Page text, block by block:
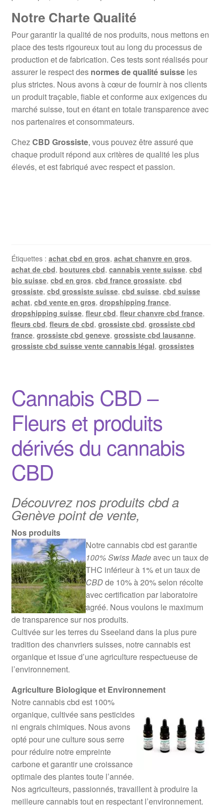
Notre Charte Qualité
Pour garantir la qualité de nos produits, nous mettons en
place des tests rigoureux tout au long du processus de
production et de fabrication. Ces tests sont réalisés pour
assurer le respect des normes de qualité suisseles
plus strictes. Nous avons à cœur de fournir à nos clients
un produit traçable, fiable et conforme aux exigences du
marché suisse, tout en étant en totale transparence avec
nos partenaires et consommateurs.
ChezCBD Grossiste, vous pouvez être assuré que
chaque produit répond aux critères de qualité les plus
élevés, et est fabriqué avec respect et passion.
Étiquettes : achat cbd en gros, achat chanvre en gros,
achat de cbd, boutures cbd, cannabis vente suisse, cbd
bio suisse, cbd en gros, cbd france grossiste, cbd
grossiste, cbd grossiste suisse, cbd suisse, cbd suisse
achat, cbd vente en gros, dropshipping france,
dropshipping suisse, fleur cbd, fleur chanvre cbd france,
fleurs cbd, fleurs de cbd, grossiste cbd, grossiste cbd
france, grossiste cbd geneve, grossiste cbd lausanne,
grossiste cbd suisse vente cannabis légal, grossistes
Cannabis CBD –
Fleurs et produits
dérivés du cannabis
CBD
Découvrez nos produits cbd a
Genève point de vente,
Nos produits
Notre cannabis cbd est garantie
100% Swiss Madeavec un taux de
THC inférieur à 1% et un taux de
CBDde 10% à 20% selon récolte
avec certification par laboratoire
agréé. Nous voulons le maximum
de transparence sur nos produits.
Cultivée sur les terres du Sseeland dans la plus pure
tradition des chanvriers suisses, notre cannabis est
organique et issue d’une agriculture respectueuse de
l’environnement.
Agriculture Biologique et Environnement
Notre cannabis cbd est 100%
organique, cultivée sans pesticides
ni engrais chimiques. Nous avons
opté pour une culture sous serre
pour réduire notre empreinte
carbone et garantir une croissance
optimale des plantes toute l’année.
Nos agriculteurs, passionnés, travaillent à produire la
meilleure cannabis tout en respectant l’environnement.